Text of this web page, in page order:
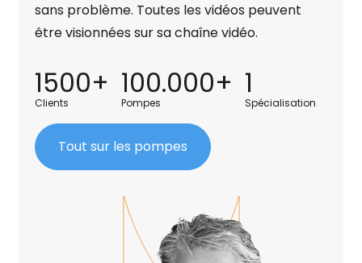
sans problème. Toutes les vidéos peuvent
être visionnées sur sa chaîne vidéo.
1500+
Clients
100.000+
Pompes
1
Spécialisation
Tout sur les pompes